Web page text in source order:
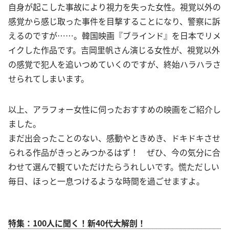
自身が起こした事故により視力を失った女性。視覚以外の
感覚から感じ取った事件を目撃することになり、警察に訴
えるのですが……。韓国映画『ブラインド』を日本でリメ
イクした作品です。吉岡里帆さん演じる女性が、視覚以外
の感覚で犯人を追いつめていくのですが、終始ハラハラさ
せられてしまいます。
以上、アラフォー女性に伺ったおすすめの映画をご紹介し
ました。
まだ出会ったことのない、感動やときめき、ドキドキさせ
られる作品がきっとみつかるはず！ ぜひ、今の気分に合
わせて選んで観ていただけたらうれしいです。慌ただしい
毎日、ほっと一息つけるような時間を過ごせますよ。
特集：100人に聞く！新40代大解剖！